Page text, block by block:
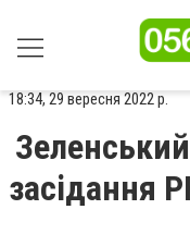
18:34, 29 вересня 2022 р.
засідання